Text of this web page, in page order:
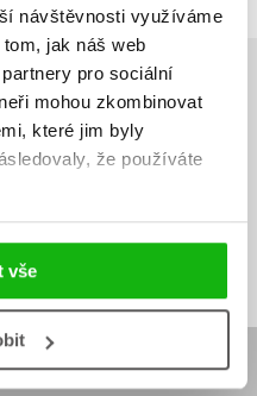
návštěvnosti využíváme
jak náš web
pro sociální
mohou zkombinovat
které jim byly
že používáte
vše
na jaké zboží je výhodná
k odběru našich e-
Přihlásit se